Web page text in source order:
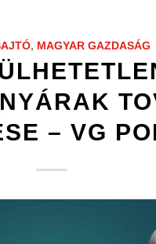
, MAGYAR GAZDASÁG
– VG